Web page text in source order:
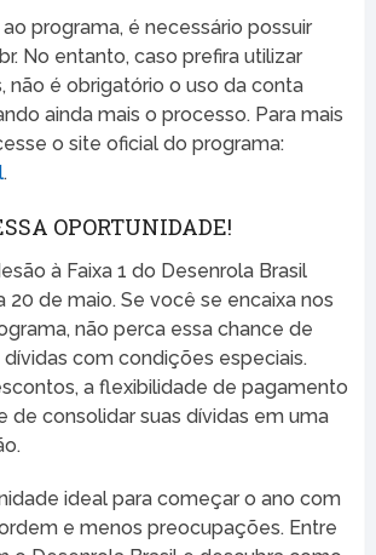
programa, é necessário possuir
No entanto, caso prefira utilizar
não é obrigatório o uso da conta
ainda mais o processo. Para mais
o site oficial do programa:
.
OPORTUNIDADE!
à Faixa 1 do Desenrola Brasil
20 de maio. Se você se encaixa nos
não perca essa chance de
com condições especiais.
a flexibilidade de pagamento
de consolidar suas dívidas em uma
ideal para começar o ano com
e menos preocupações. Entre